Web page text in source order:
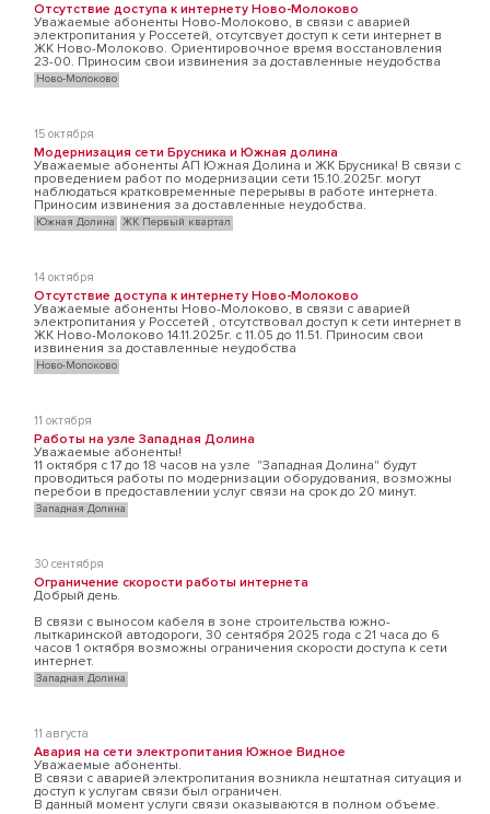
Отсутствие доступа к интернету Ново-Молоково
Уважаемые абоненты Ново-Молоково, в связи с аварией
электропитания у Россетей, отсутсвует доступ к сети интернет в
ЖК Ново-Молоково. Ориентировочное время восстановления
23-00. Приносим свои извинения за доставленные неудобства
Ново-Молоково
15 октября
Модернизация сети Брусника и Южная долина
Уважаемые абоненты АП Южная Долина и ЖК Брусника! В связи с
проведением работ по модернизации сети 15.10.2025г. могут
наблюдаться кратковременные перерывы в работе интернета.
Приносим извинения за доставленные неудобства.
Южная Долина ЖК Первый квартал
14 октября
Отсутствие доступа к интернету Ново-Молоково
Уважаемые абоненты Ново-Молоково, в связи с аварией
электропитания у Россетей , отсутствовал доступ к сети интернет в
ЖК Ново-Молоково 14.11.2025г. с 11.05 до 11.51. Приносим свои
извинения за доставленные неудобства
Ново-Молоково
11 октября
Работы на узле Западная Долина
Уважаемые абоненты!
11 октября с 17 до 18 часов на узле "Западная Долина" будут
проводиться работы по модернизации оборудования, возможны
перебои в предоставлении услуг связи на срок до 20 минут.
Западная Долина
30 сентября
Ограничение скорости работы интернета
Добрый день.
В связи с выносом кабеля в зоне строительства южно-
лыткаринской автодороги, 30 сентября 2025 года с 21 часа до 6
часов 1 октября возможны ограничения скорости доступа к сети
интернет.
Западная Долина
11 августа
Авария на сети электропитания Южное Видное
Уважаемые абоненты.
В связи с аварией электропитания возникла нештатная ситуация и
доступ к услугам связи был ограничен.
В данный момент услуги связи оказываются в полном объеме.